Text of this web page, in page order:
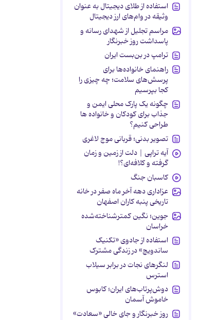
استفاده از طلای دیجیتال به عنوان
وثیقه در وام‌های ارز دیجیتال
مراسم تجلیل از شهدای رسانه و
پاسداشت روز خبرنگار
ترامپ در بن‌بست ایران
راهنمای خانواده‌ها برای
پرسش‌های سلامت؛ چه چیزی را
کجا بپرسیم
چگونه یک پارک محلی ایمن و
جذاب برای کودکان و خانواده ها
طراحی کنیم؟
تصویر بدنی؛ قربانی موج لاغری
آیه تراپی | دلت از زمین و زمان
گرفته و کلافه‌ای؟!
کاسبان جنگ
عزاداری دهه آخر ماه صفر در خانه
تاریخی پنبه کاران اصفهان
جوین؛ نگین کمترشناخته‌شده
خراسان
استفاده از جادوی «تکنیک
ساندویچ» در زندگی مشترک
لنگرهای نجات در برابر سیلاب
استرس
دوش‌پرتاب‌های ایران؛ کابوس
خاموش آسمان
روز خبرنگار و جای خالی «سعادت»